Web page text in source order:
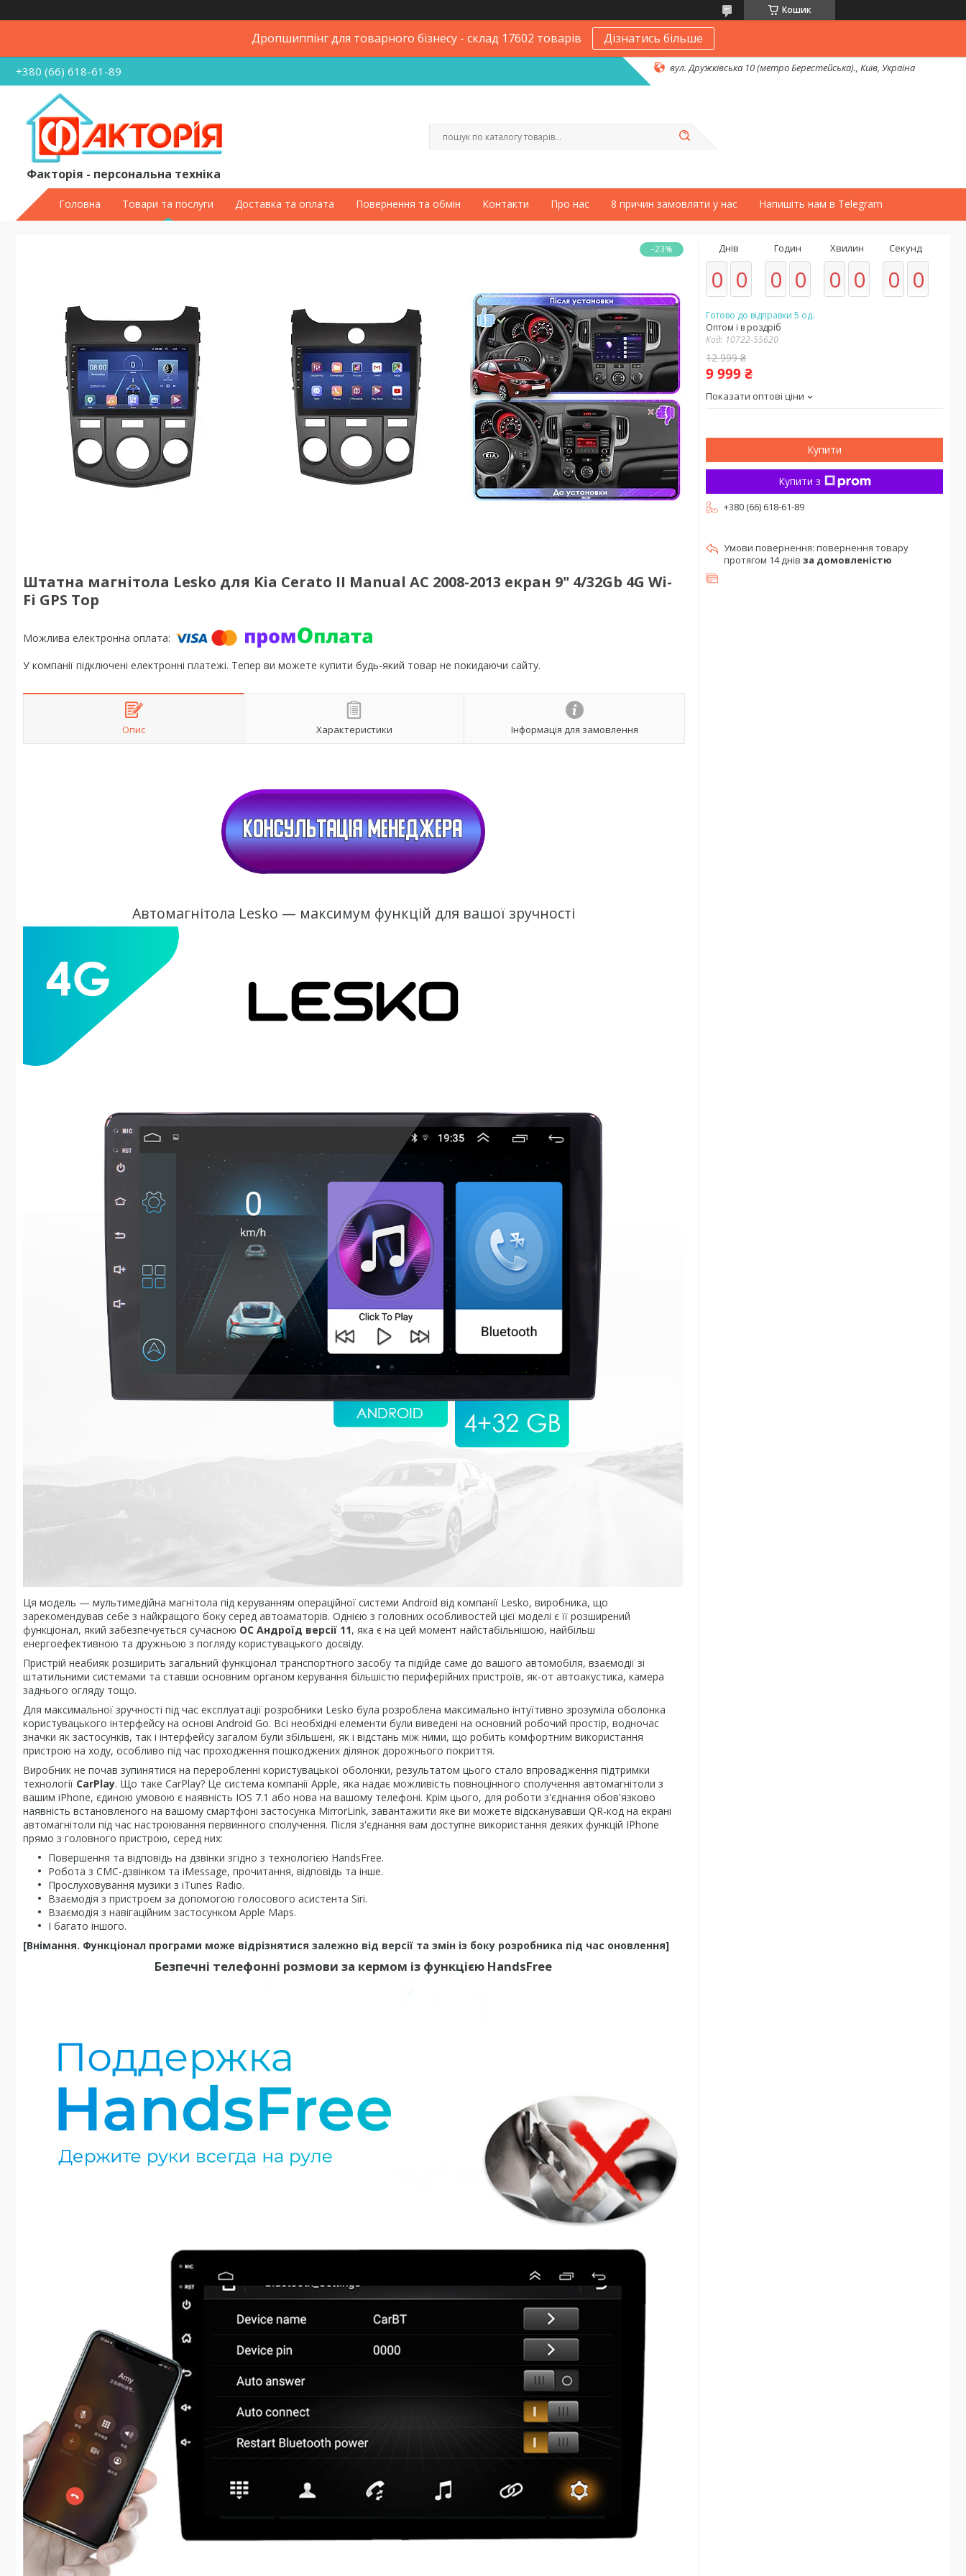
Кошик
Дропшиппінг для товарного бізнесу - склад 17602 товарів Дізнатись більше
+380 (66) 618-61-89 вул. Дружківська 10 (метро Берестейська)., Київ, Україна
Факторія - персональна техніка
Головна Товари та послуги Доставка та оплата Повернення та обмін Контакти Про нас 8 причин замовляти у нас Напишіть нам в Telegram
–23%
Штатна магнітола Lesko для Kia Cerato II Manual AC 2008-2013 екран 9" 4/32Gb 4G Wi-
Fi GPS Top
У компанії підключені електронні платежі. Тепер ви можете купити будь-який товар не покидаючи сайту.
Опис Характеристики Інформація для замовлення
Автомагнітола Lesko — максимум функцій для вашої зручності
Ця модель — мультимедійна магнітола під керуванням операційної системи Android від компанії Lesko, виробника, що
зарекомендував себе з найкращого боку серед автоаматорів. Однією з головних особливостей цієї моделі є її розширений
функціонал, який забезпечується сучасною ОС Андроїд версії 11, яка є на цей момент найстабільнішою, найбільш
енергоефективною та дружньою з погляду користувацького досвіду.
Пристрій неабияк розширить загальний функціонал транспортного засобу та підійде саме до вашого автомобіля, взаємодії зі
штатильними системами та ставши основним органом керування більшістю периферійних пристроїв, як-от автоакустика, камера
заднього огляду тощо.
Для максимальної зручності під час експлуатації розробники Lesko була розроблена максимально інтуїтивно зрозуміла оболонка
користувацького інтерфейсу на основі Android Go. Всі необхідні елементи були виведені на основний робочий простір, водночас
значки як застосунків, так і інтерфейсу загалом були збільшені, як і відстань між ними, що робить комфортним використання
пристрою на ходу, особливо під час проходження пошкоджених ділянок дорожнього покриття.
Виробник не почав зупинятися на переробленні користувацької оболонки, результатом цього стало впровадження підтримки
технології CarPlay. Що таке CarPlay? Це система компанії Apple, яка надає можливість повноцінного сполучення автомагнітоли з
вашим iPhone, єдиною умовою є наявність IOS 7.1 або нова на вашому телефоні. Крім цього, для роботи з'єднання обов'язково
наявність встановленого на вашому смартфоні застосунка MirrorLink, завантажити яке ви можете відсканувавши QR-код на екрані
автомагнітоли під час настроювання первинного сполучення. Після з'єднання вам доступне використання деяких функцій IPhone
прямо з головного пристрою, серед них:
Повершення та відповідь на дзвінки згідно з технологією HandsFree.
Робота з СМС-дзвінком та iMessage, прочитання, відповідь та інше.
Прослуховування музики з iTunes Radio.
Взаємодія з пристроєм за допомогою голосового асистента Siri.
Взаємодія з навігаційним застосунком Apple Maps.
І багато іншого.
[Внімання. Функціонал програми може відрізнятися залежно від версії та змін із боку розробника під час оновлення]
Безпечні телефонні розмови за кермом із функцією HandsFree
Днів
0 0
Годин
0 0
Хвилин
0 0
Секунд
0 0
Готово до відправки 5 од.
Оптом і в роздріб
Код: 10722-55620
12 999 ₴
9 999 ₴
Показати оптові ціни
Купити
Купити з
+380 (66) 618-61-89
повернення товару
протягом 14 днів за домовленістю